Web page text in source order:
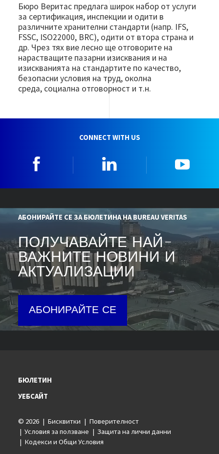
Бюро Веритас предлага широк набор от услуги
за сертификация, инспекции и одити в
различните хранителни стандарти (напр. IFS,
FSSC, ISO22000, BRC), одити от втора страна и
др. Чрез тях вие лесно ще отговорите на
нарастващите пазарни изисквания и на
изискванията на стандартите по качество,
безопасни условия на труд, околна
среда, социална отговорност и т.н.
CONNECT WITH US
АБОНИРАЙТЕ СЕ ЗА БЮЛЕТИНА НА BUREAU VERITAS
ПОЛУЧАВАЙТЕ НАЙ-
ВАЖНИТЕ НОВИНИ И
АКТУАЛИЗАЦИИ
АБОНИРАЙТЕ СЕ
БЮЛЕТИН
УЕБСАЙТ
© 2026 Бисквитки
Поверителност
Условия за ползване
Защита на лични данни
Кодекси и Общи Условия